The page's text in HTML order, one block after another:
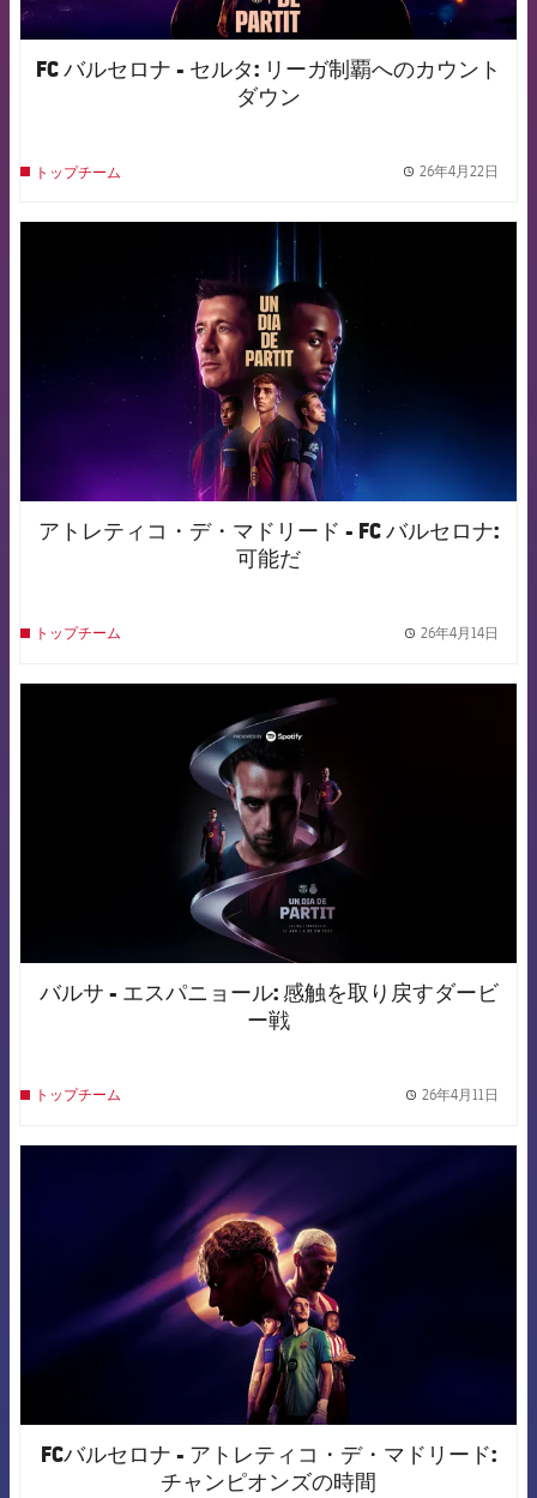
FC バルセロナ - セルタ: リーガ制覇へのカウント
ダウン
トップチーム 26年4月22日
FCB Barcelona badge
アトレティコ・デ・マドリード - FC バルセロナ:
可能だ
トップチーム 26年4月14日
FCB Barcelona badge
バルサ - エスパニョール: 感触を取り戻すダービ
ー戦
トップチーム 26年4月11日
FCバルセロナ - アトレティコ・デ・マドリード:
チャンピオンズの時間